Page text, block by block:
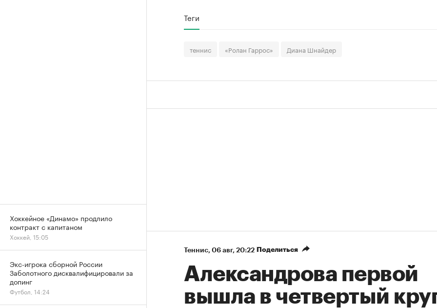
Теги
теннис «Ролан Гаррос» Диана Шнайдер
Теннис⁠, 06 авг, 20:22 Поделиться
Александрова первой
вышла в четвертый
Хоккейное «Динамо» продлило
контракт с капитаном
Хоккей, 15:05
Экс-игрока сборной России
Заболотного дисквалифицировали за
допинг
Футбол, 14:24